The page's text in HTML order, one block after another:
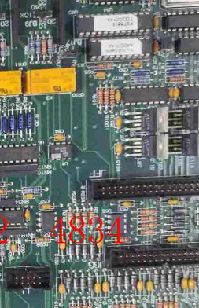
WATLOW ANAFAZE
WOODWARD